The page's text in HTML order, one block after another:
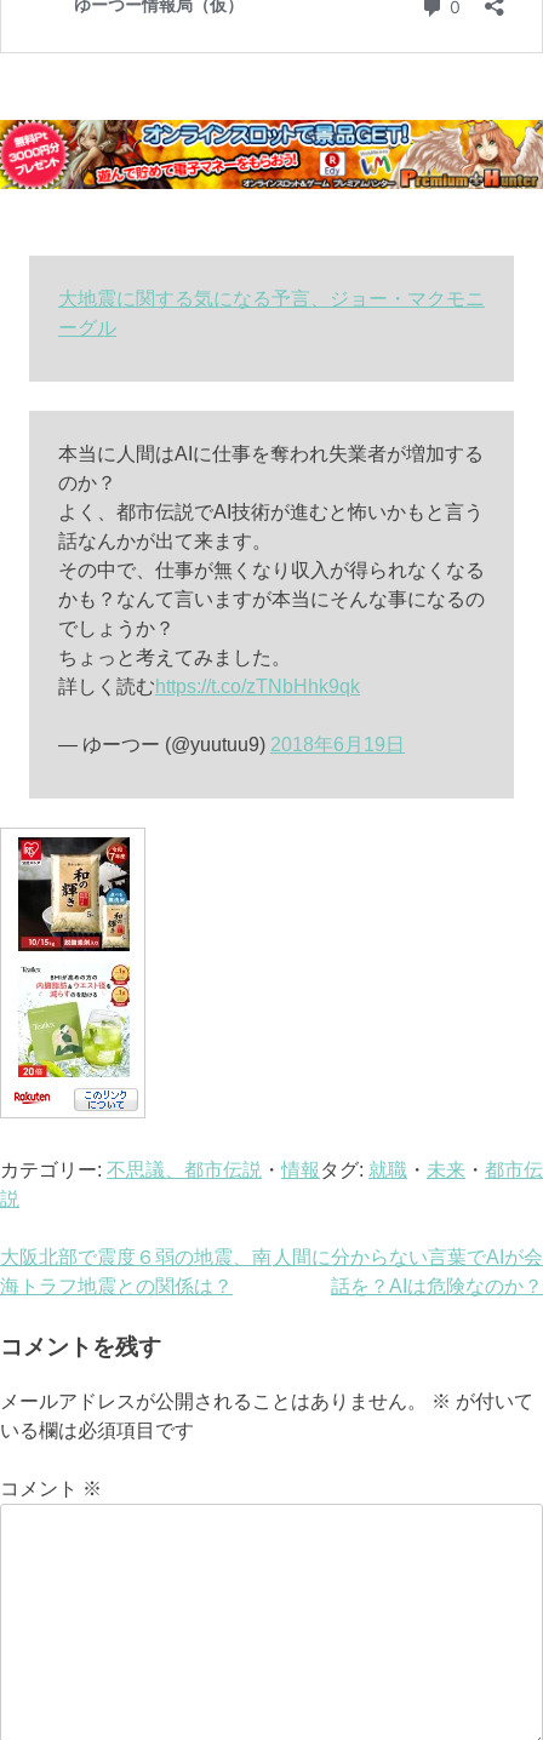
大地震に関する気になる予言、ジョー・マクモニ
ーグル
本当に人間はAIに仕事を奪われ失業者が増加する
のか？
よく、都市伝説でAI技術が進むと怖いかもと言う
話なんかが出て来ます。
その中で、仕事が無くなり収入が得られなくなる
かも？なんて言いますが本当にそんな事になるの
でしょうか？
ちょっと考えてみました。
詳しく読むhttps://t.co/zTNbHhk9qk
— ゆーつー (@yuutuu9) 2018年6月19日
カテゴリー: 不思議、都市伝説 ・情報 タグ: 就職 ・ 未来 ・ 都市伝
説
投
ナ
ビ
ゲ
ー
大阪北部で震度６弱の地震、南
海トラフ地震との関係は？
人間に分からない言葉でAIが会
話を？AIは危険なのか？
コメントを残す
メールアドレスが公開されることはありません。 ※ が付いて
いる欄は必須項目です
コメント ※